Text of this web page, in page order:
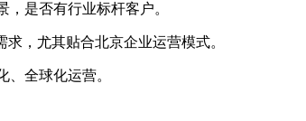
是否有行业标杆客户。
，尤其贴合北京企业运营模式。
全球化运营。